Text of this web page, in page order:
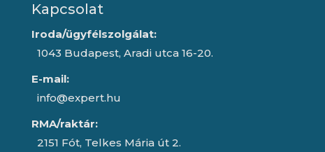
Kapcsolat
Iroda/ügyfélszolgálat:
1043 Budapest, Aradi utca 16-20.
E-mail:
info@expert.hu
RMA/raktár:
2151 Fót, Telkes Mária út 2.